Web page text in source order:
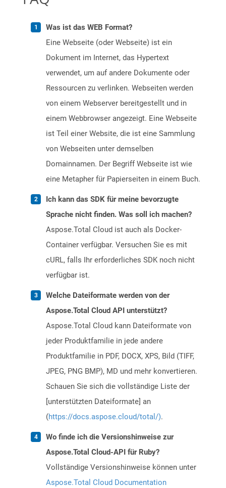
Was ist das WEB Format?
Eine Webseite (oder Webseite) ist ein
Dokument im Internet, das Hypertext
verwendet, um auf andere Dokumente oder
Ressourcen zu verlinken. Webseiten werden
von einem Webserver bereitgestellt und in
einem Webbrowser angezeigt. Eine Webseite
ist Teil einer Website, die ist eine Sammlung
von Webseiten unter demselben
Domainnamen. Der Begriff Webseite ist wie
eine Metapher für Papierseiten in einem Buch.
Ich kann das SDK für meine bevorzugte
Sprache nicht finden. Was soll ich machen?
Aspose.Total Cloud ist auch als Docker-
Container verfügbar. Versuchen Sie es mit
cURL, falls Ihr erforderliches SDK noch nicht
verfügbar ist.
Welche Dateiformate werden von der
Aspose.Total Cloud API unterstützt?
Aspose.Total Cloud kann Dateiformate von
jeder Produktfamilie in jede andere
Produktfamilie in PDF, DOCX, XPS, Bild (TIFF,
JPEG, PNG BMP), MD und mehr konvertieren.
Schauen Sie sich die vollständige Liste der
[unterstützten Dateiformate] an
(https://docs.aspose.cloud/total/).
Wo finde ich die Versionshinweise zur
Aspose.Total Cloud-API für Ruby?
Vollständige Versionshinweise können unter
Aspose.Total Cloud Documentation